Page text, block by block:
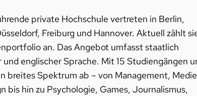
private Hochschule vertreten in Berlin,
Freiburg und Hannover. Aktuell zählt
an. Das Angebot umfasst staatlich
englischer Sprache. Mit 15 Studiengängen
Spektrum ab – von Management,
bis hin zu Psychologie, Games, Journalismus,